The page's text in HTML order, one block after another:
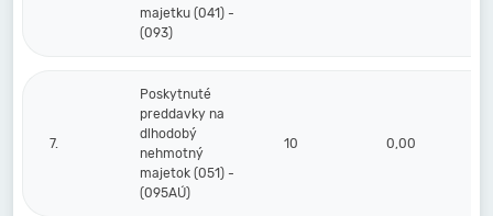
majetku (041) -
(093)
7.
Poskytnuté
preddavky na
dlhodobý
nehmotný
majetok (051) -
(095AÚ)
10 0,00